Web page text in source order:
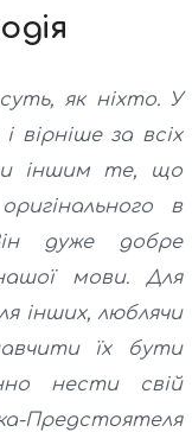
суть, як ніхто. У
вірніше за всіх
іншим те, що
в
дуже добре
мови. Для
інших, люблячи
їх бути
нести свій
Предстоятеля